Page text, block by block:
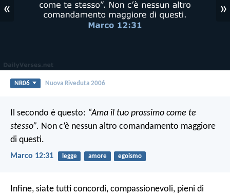
« »
NR06 Nuova Riveduta 2006
Il secondo è questo: “Ama il tuo prossimo come te
stesso”. Non c’è nessun altro comandamento maggiore
di questi.
Marco 12:31 legge amore egoismo
Infine, siate tutti concordi, compassionevoli, pieni di